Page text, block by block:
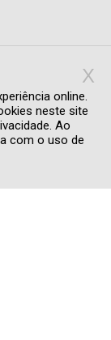
X
online.
neste site
Ao
com o uso de